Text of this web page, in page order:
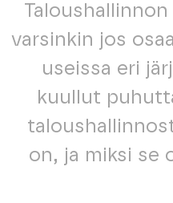
varsinkin jos
useissa eri
kuullut
on, ja miksi se